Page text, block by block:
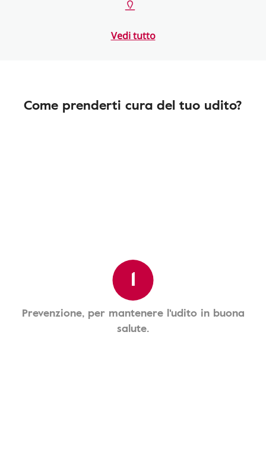
Vedi tutto
Come prenderti cura del tuo udito?
1
Prevenzione, per mantenere l'udito in buona
salute.